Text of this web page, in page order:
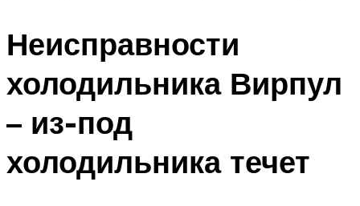
Неисправности
холодильника Вирпул
– из-под
холодильника течет